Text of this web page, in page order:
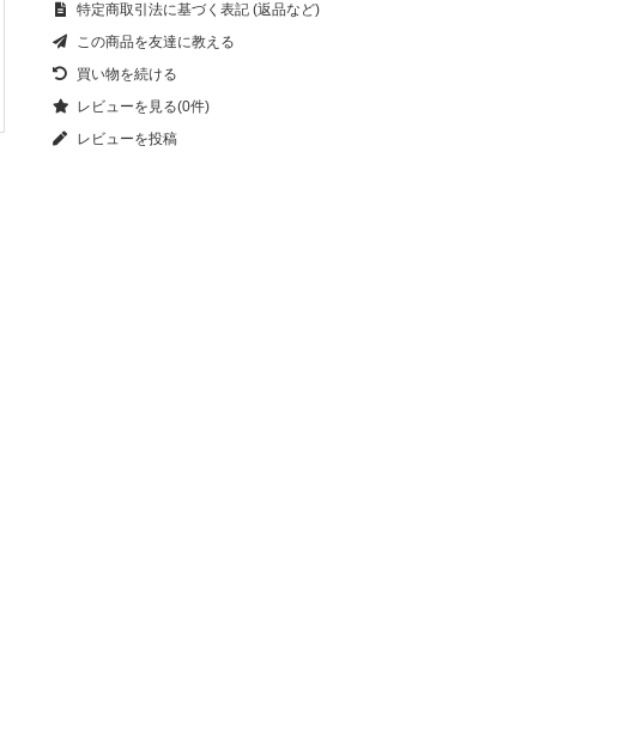
特定商取引法に基づく表記 (返品など)
この商品を友達に教える
買い物を続ける
レビューを見る(0件)
レビューを投稿